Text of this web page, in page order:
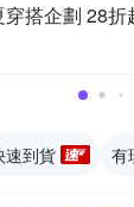
搭企劃 28折
速到貨 有